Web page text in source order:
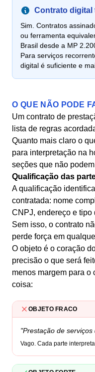
Contrato digital
Sim. Contratos
ou ferramenta
Brasil desde a MP
Para serviços
digital é suficiente e
O QUE NÃO PODE
Um contrato de
lista de regras
Quanto mais claro o
para interpretação na
seções que não
Qualificação das
A qualificação
contratada: nome
CNPJ, endereço e tipo
Sem isso, o contrato
perde força em
O objeto é o coração
precisão o que será
menos margem para o
coisa:
OBJETO FRACO
"Prestação de
Vago. Cada parte